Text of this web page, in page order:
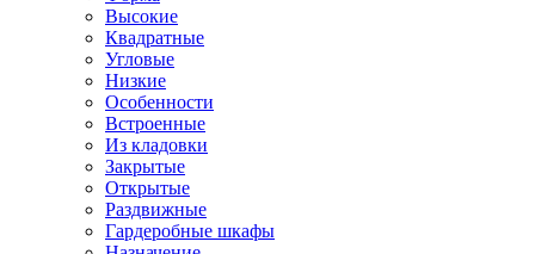
Высокие
Квадратные
Угловые
Низкие
Особенности
Встроенные
Из кладовки
Закрытые
Открытые
Раздвижные
Гардеробные шкафы